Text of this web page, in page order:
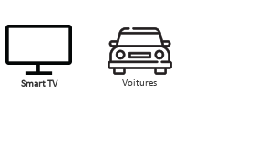
Smart TV Voitures